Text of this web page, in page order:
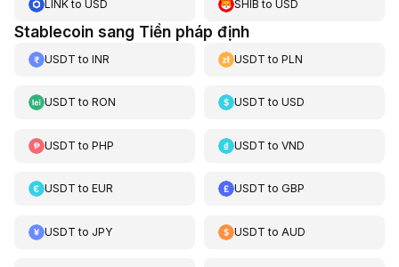
LINKto USD SHIB toUSD
Stablecoin sang Tiền pháp định
USDT to INR USDT toPLN
USDT to RON USDT toUSD
USDT to PHP USDT toVND
USDT to EUR USDT toGBP
USDT to JPY USDT to AUD